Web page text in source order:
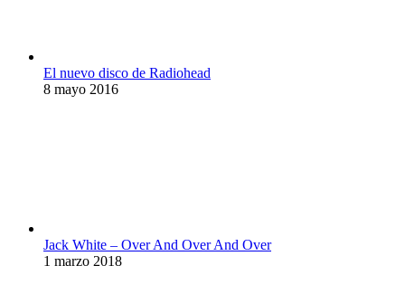
El nuevo disco de Radiohead
8 mayo 2016
Jack White – Over And Over And Over
1 marzo 2018